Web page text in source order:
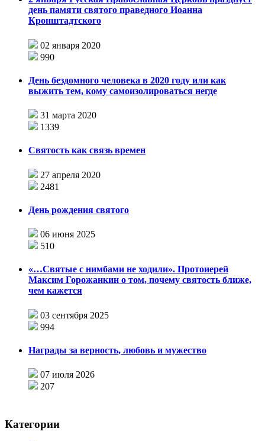
день памяти святого праведного Иоанна
Кронштадтского
02 января 2020
990
День бездомного человека в 2020 году или как
выжить тем, кому самоизолироваться негде
31 марта 2020
1339
Святость как связь времен
27 апреля 2020
2481
День рождения святого
06 июня 2025
510
«…Святые с нимбами не ходили». Протоиерей
Максим Горожанкин о том, почему святость ближе,
чем кажется
03 сентября 2025
994
Награды за верность, любовь и мужество
07 июля 2026
207
Категории